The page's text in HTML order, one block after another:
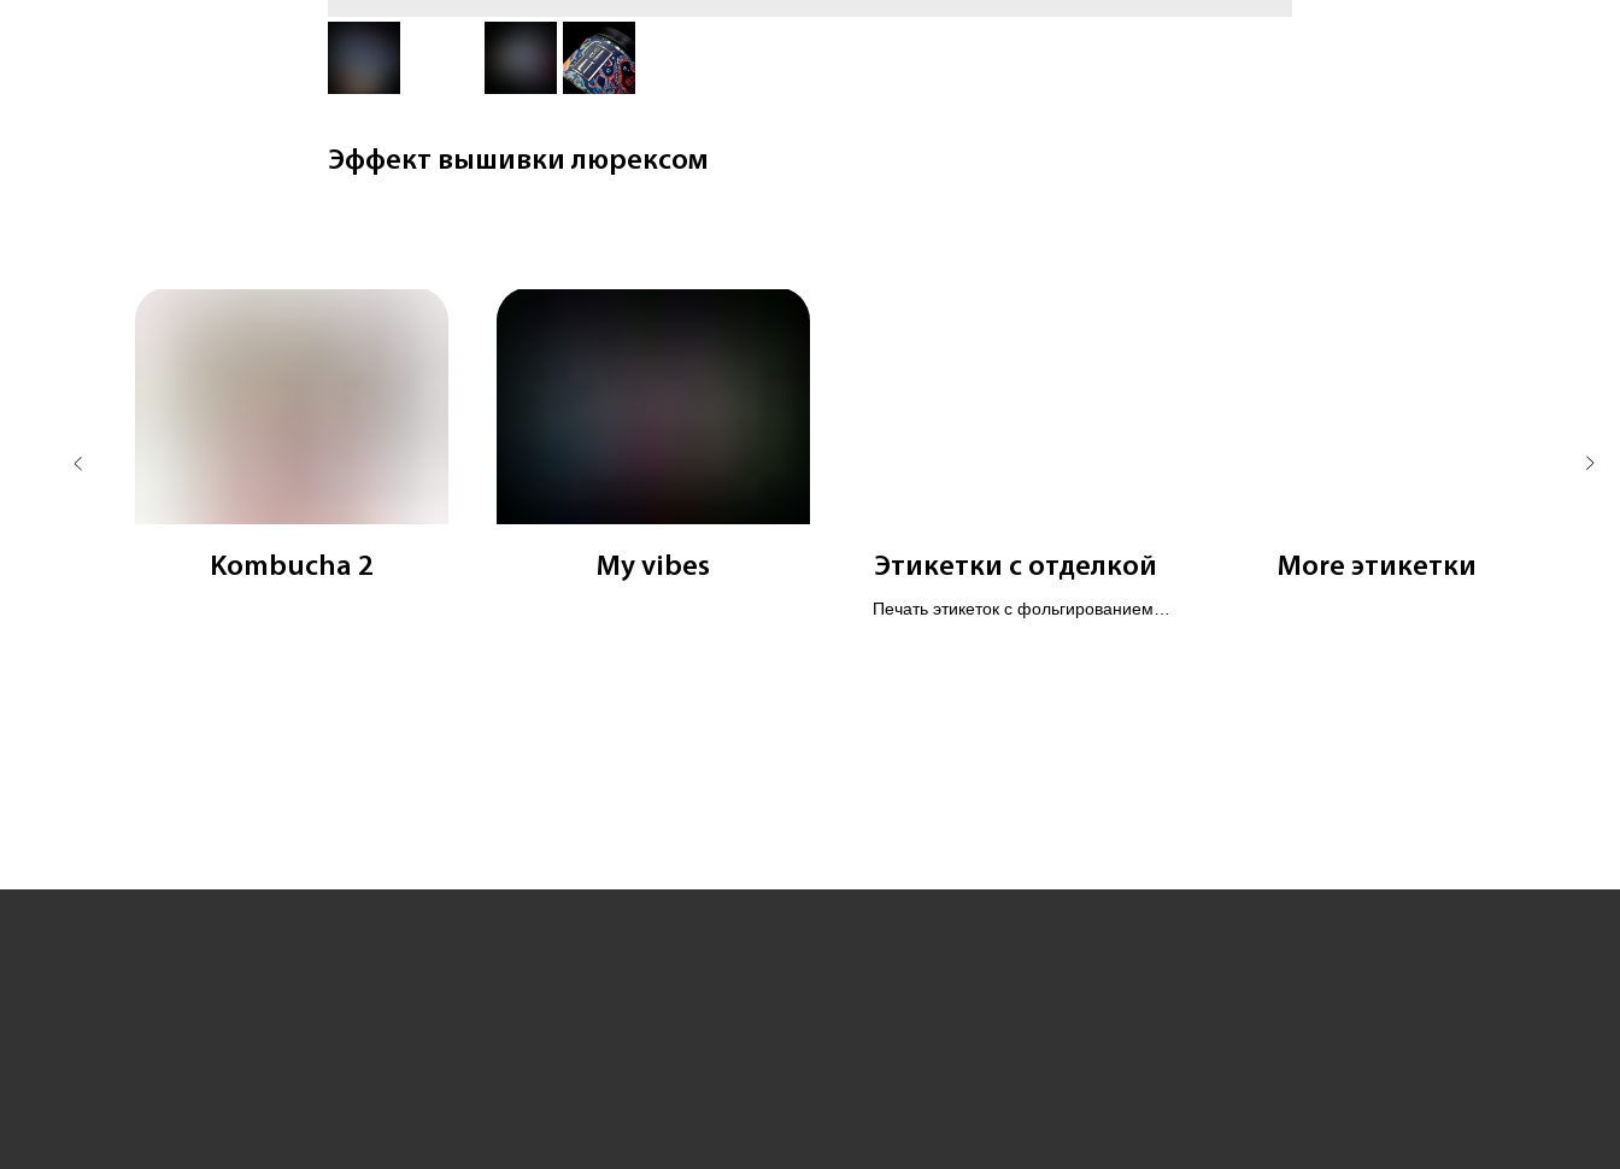
Эффект вышивки люрексом
Kombucha 2 My vibes Этикетки с отделкой
Печать этикеток с фольгированием,
More этикетки